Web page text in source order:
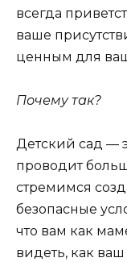
всегда
ваше
ценным для
Почему так?
Детский сад —
проводит
стремимся
безопасные
что вам как
видеть, как